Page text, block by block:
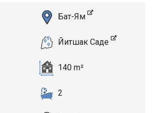
Бат-Ям
Йитшак Саде
140 m²
2